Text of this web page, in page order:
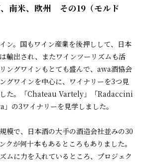
南米、欧州 その19（モルド
ン。国もワイン産業を後押しして、日本
輸出され、またワインツーリズムも活
ングワインもとても盛んで、awa酒協会
グワインを中心に、ワイナリーを3つ見
た。「Chateau Vartely」「Radaccini
の3ワイナリーを見学しました。
模で、日本酒の大手の酒造会社並みの30
クが何十本もあるところもありました。
ムに力を入れているところ、プロジェク